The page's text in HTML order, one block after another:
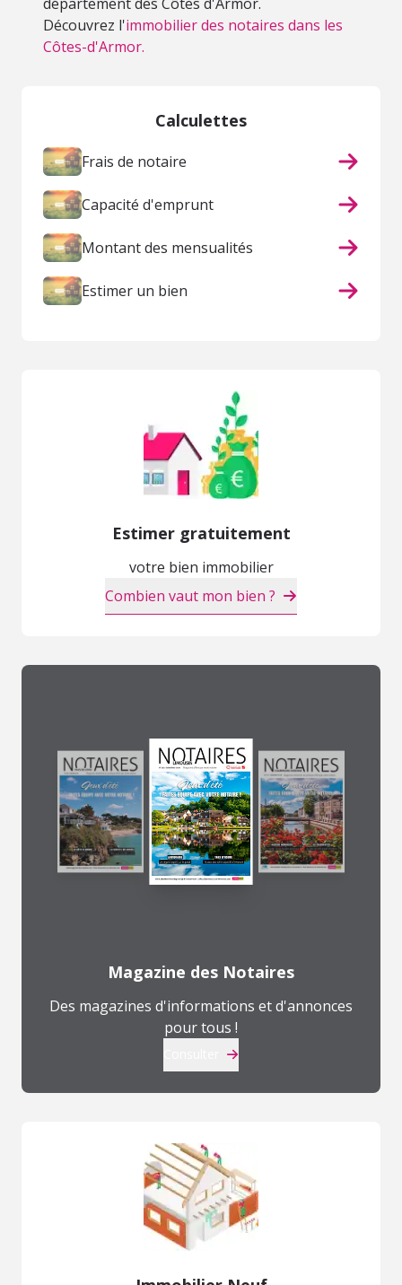
Découvrez l'immobilier des notaires dans les
Côtes-d'Armor.
Calculettes
Frais de notaire
Capacité d'emprunt
Montant des mensualités
Estimer un bien
Estimer gratuitement
votre bien immobilier
Combien vaut mon bien ?
Magazine des Notaires
Des magazines d'informations et d'annonces
pour tous !